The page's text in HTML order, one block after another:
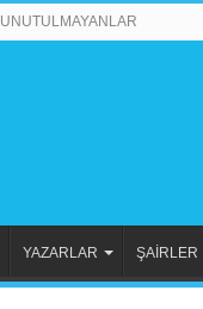
UNUTULMAYANLAR
YAZARLAR ŞAİRLER